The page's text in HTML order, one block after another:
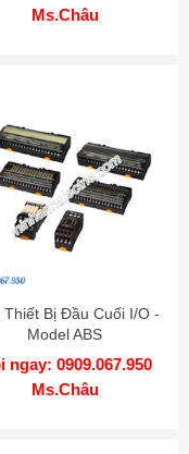
Ms.Châu
Thiết Bị Đầu Cuối I/O -
Model ABS
ngay: 0909.067.950
Ms.Châu